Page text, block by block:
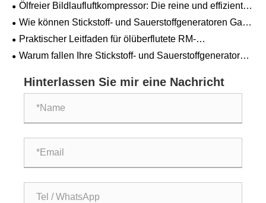
Ölfreier Bildlaufluftkompressor: Die reine und effiziente
Wahl
Wie können Stickstoff- und Sauerstoffgeneratoren Gas
aus normaler Luft erzeugen? Die verborgene
Wissenschaft hinter der Luftzerlegung
Praktischer Leitfaden für ölüberflutete RM-
Schraubenluftkompressoren: Von den
Technologieprinzipien bis zur Auswahl und Wartung
Warum fallen Ihre Stickstoff- und Sauerstoffgeneratoren
Hinterlassen Sie mir eine Nachricht